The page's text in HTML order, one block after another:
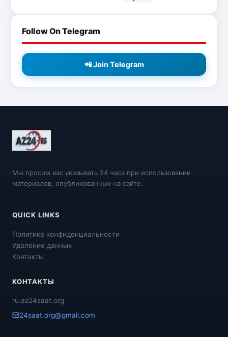
Follow On Telegram
📲 Join Telegram
Мы просим вас указывать 24 часа при использовании
материалов, опубликованных на сайте.
QUICK LINKS
Политика конфиденциальности
Удаление данных
Контакты
КОНТАКТЫ
ru.az24saat.org
24saat.org@gmail.com